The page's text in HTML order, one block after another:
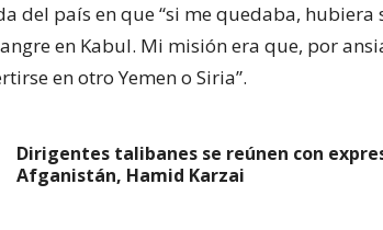
del país en que “si me quedaba, hubiera
en Kabul. Mi misión era que, por
en otro Yemen o Siria”.
Dirigentes talibanes se reúnen con
Afganistán, Hamid Karzai